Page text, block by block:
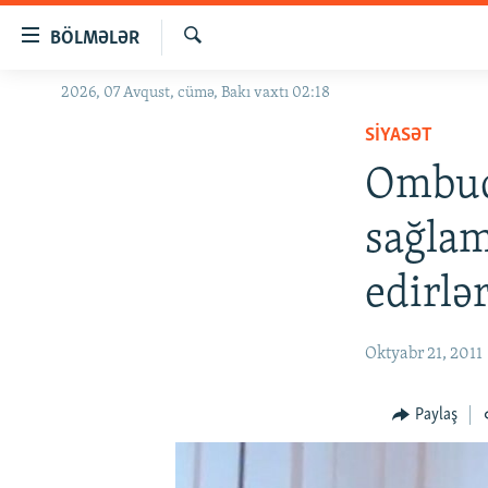
BÖLMƏLƏR
GÜNDƏM
Axtar
2026, 07 Avqust, cümə, Bakı vaxtı 02:18
SIYASƏT
Oktyabr 21, 2011
Paylaş